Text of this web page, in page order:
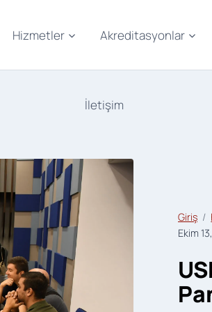
Hizmetler Akreditasyonlar
İletişim
Giriş
Ekim